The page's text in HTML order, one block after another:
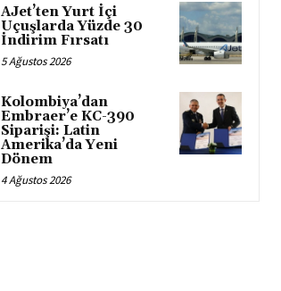
AJet’ten Yurt İçi
Uçuşlarda Yüzde 30
İndirim Fırsatı
5 Ağustos 2026
Kolombiya’dan
Embraer’e KC-390
Siparişi: Latin
Amerika’da Yeni
Dönem
4 Ağustos 2026